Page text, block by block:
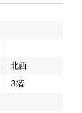
北西
3階